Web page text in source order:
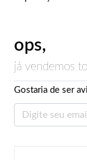
ops,
já vendemos
Gostaria de ser